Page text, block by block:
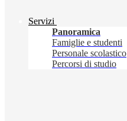
Servizi
Panoramica
Famiglie e studenti
Personale scolastico
Percorsi di studio